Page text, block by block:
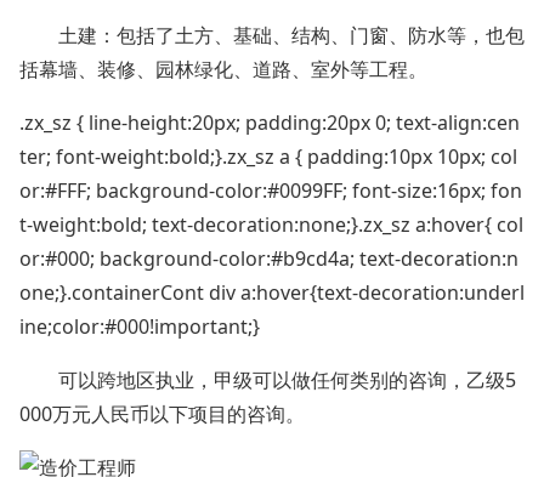
土建：包括了土方、基础、结构、门窗、防水等，也包
括幕墙、装修、园林绿化、道路、室外等工程。
.zx_sz { line-height:20px; padding:20px 0; text-align:cen
ter; font-weight:bold;}.zx_sz a { padding:10px 10px; col
or:#FFF; background-color:#0099FF; font-size:16px; fon
t-weight:bold; text-decoration:none;}.zx_sz a:hover{ col
or:#000; background-color:#b9cd4a; text-decoration:n
one;}.containerCont div a:hover{text-decoration:underl
ine;color:#000!important;}
可以跨地区执业，甲级可以做任何类别的咨询，乙级5
000万元人民币以下项目的咨询。